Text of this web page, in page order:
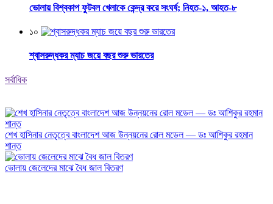
ভোলায় বিশ্বকাপ ফুটবল খেলাকে কেন্দ্র করে সংঘর্ষ; নিহত-১, আহত-৮
১০
শ্বাসরুদ্ধকর ম্যাচ জয়ে বছর শুরু ভারতের
সর্বাধিক
শেখ হাসিনার নেতৃত্বে বাংলাদেশ আজ উন্নয়নের রোল মডেল — ডঃ আশিকুর রহমান
শান্ত
ভোলায় জেলেদের মাঝে বৈধ জাল বিতরণ